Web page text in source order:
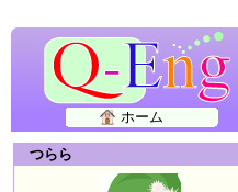
ホーム
つらら